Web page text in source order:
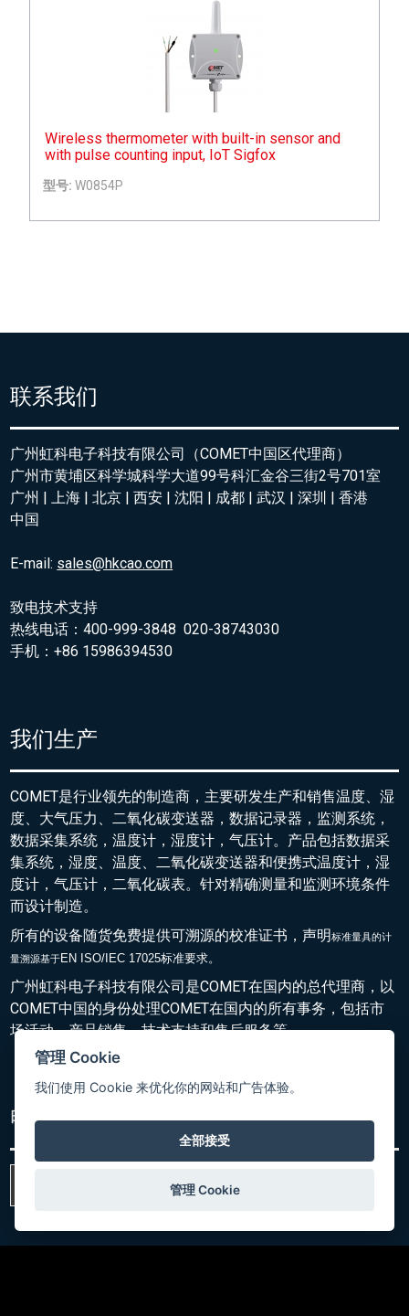
Wireless thermometer with built-in sensor and
with pulse counting input, IoT Sigfox
型号: W0854P
联系我们
广州虹科电子科技有限公司（COMET中国区代理商）
广州市黄埔区科学城科学大道99号科汇金谷三街2号701室
广州 | 上海 | 北京 | 西安 | 沈阳 | 成都 | 武汉 | 深圳 | 香港
中国
E-mail: sales@hkcao.com
致电技术支持
热线电话：400-999-3848 020-38743030
手机：+86 15986394530
我们生产
COMET是行业领先的制造商，主要研发生产和销售温度、湿
度、大气压力、二氧化碳变送器，数据记录器，监测系统，
数据采集系统，温度计，湿度计，气压计。产品包括数据采
集系统，湿度、温度、二氧化碳变送器和便携式温度计，湿
度计，气压计，二氧化碳表。针对精确测量和监测环境条件
而设计制造。
所有的设备随货免费提供可溯源的校准证书，声明标准量具的计
量溯源基于EN ISO/IEC 17025标准要求。
广州虹科电子科技有限公司是COMET在国内的总代理商，以
COMET中国的身份处理COMET在国内的所有事务，包括市
场活动，产品销售，技术支持和售后服务等。
电子简报
管理 Cookie
我们使用 Cookie 来优化你的网站和广告体验。
全部接受
管理 Cookie